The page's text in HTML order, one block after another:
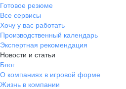
Готовое резюме
Все сервисы
Хочу у вас работать
Производственный календарь
Экспертная рекомендация
Новости и статьи
Блог
О компаниях в игровой форме
Жизнь в компании